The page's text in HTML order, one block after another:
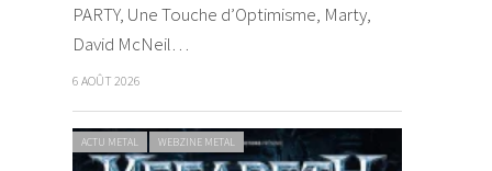
PARTY, Une Touche d’Optimisme, Marty,
David McNeil…
6 AOÛT 2026
ACTU METAL WEBZINE METAL